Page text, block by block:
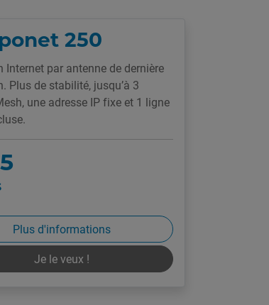
250
Internet par antenne de dernière
Plus de stabilité, jusqu’à 3
une adresse IP fixe et 1 ligne
Plus d'informations
Je le veux !